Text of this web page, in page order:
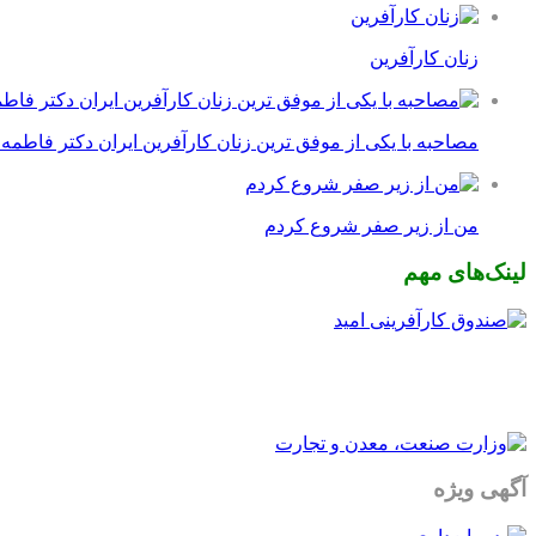
زنان کارآفرین
مصاحبه با یکی از موفق ترین زنان کارآفرین ایران دکتر
من از زیر صفر شروع کردم
لینک‌های مهم
آگهی ویژه